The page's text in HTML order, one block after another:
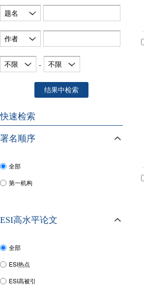
题名
作者
不限 - 不限
结果中检索
快速检索
署名顺序
全部
第一机构
ESI高水平论文
全部
ESI热点
ESI高被引